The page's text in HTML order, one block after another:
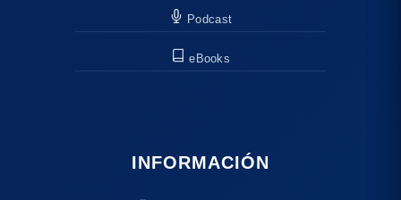
Podcast
eBooks
INFORMACIÓN